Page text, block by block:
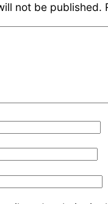
not be published.